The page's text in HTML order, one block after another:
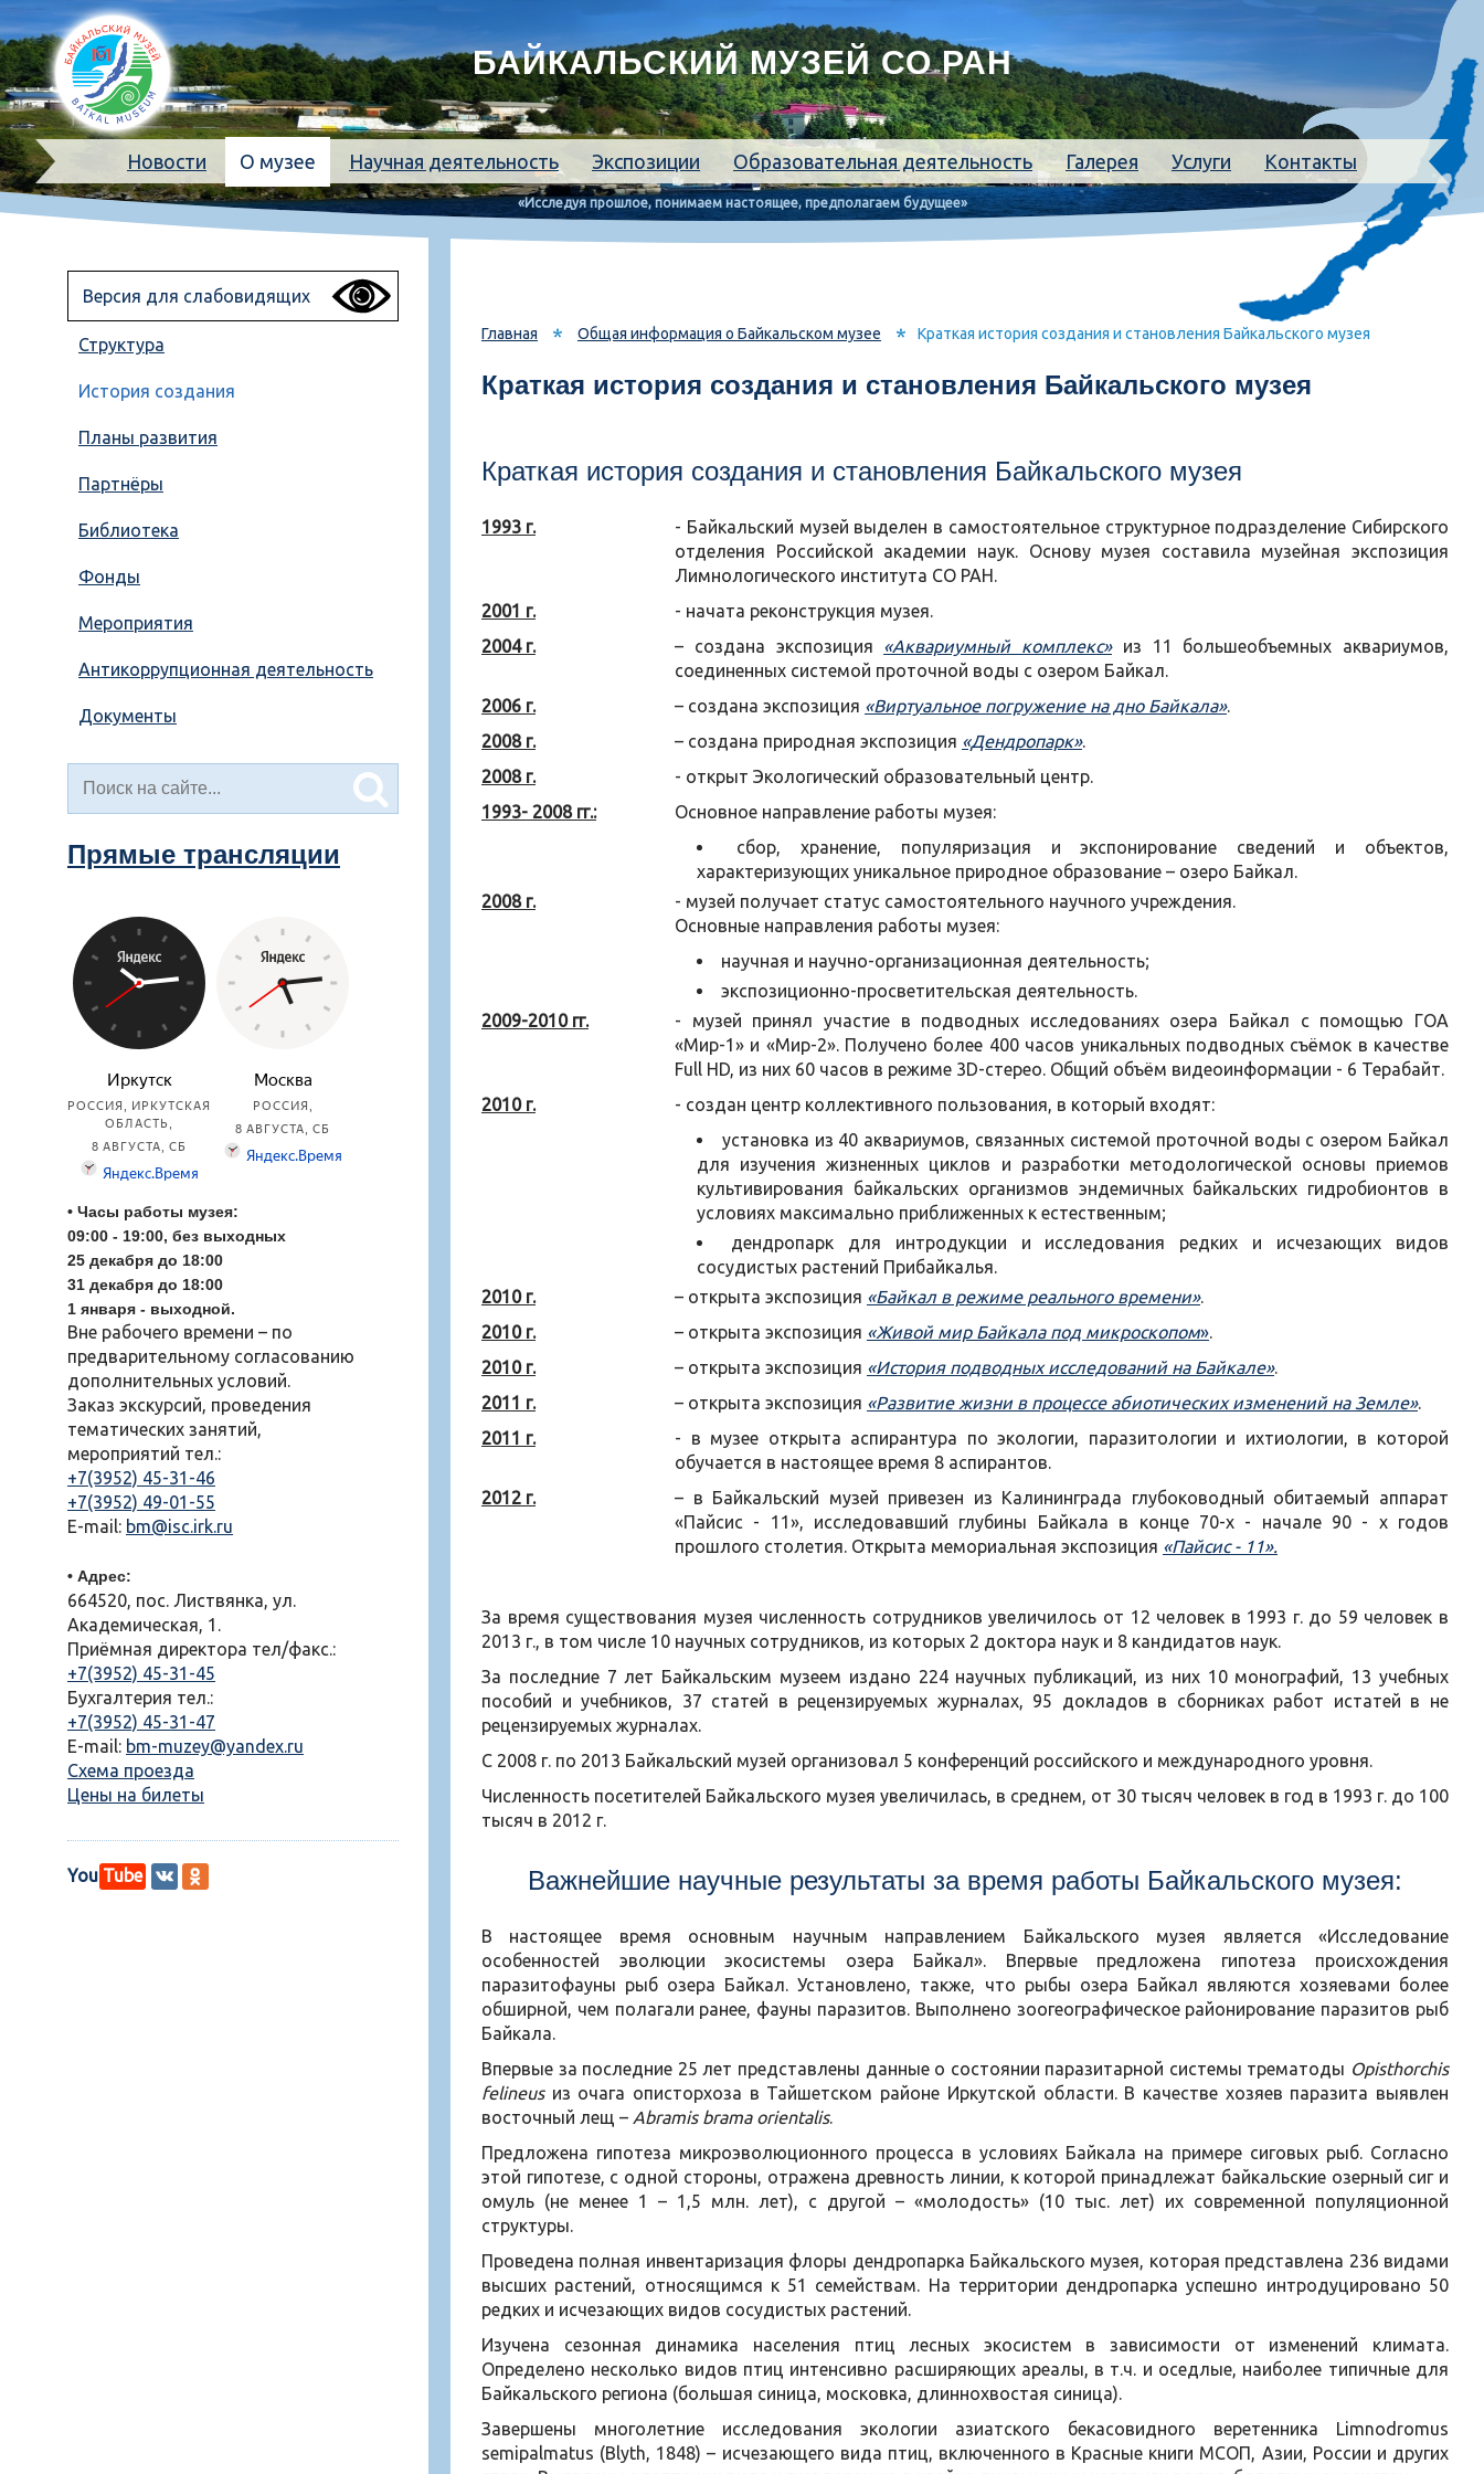
БАЙКАЛЬСКИЙ МУЗЕЙ СО РАН
Новости О музее Научная деятельность Экспозиции Образовательная деятельность Галерея Услуги Контакты
«Исследуя прошлое, понимаем настоящее, предполагаем будущее»
Версия для слабовидящих
Структура
История создания
Планы развития
Партнёры
Библиотека
Фонды
Мероприятия
Антикоррупционная деятельность
Документы
Прямые трансляции
• Часы работы музея:
09:00 - 19:00, без выходных
25 декабря до 18:00
31 декабря до 18:00
1 января - выходной.
Вне рабочего времени – по
предварительному согласованию
дополнительных условий.
Заказ экскурсий, проведения
тематических занятий,
мероприятий тел.:
+7(3952) 45-31-46
+7(3952) 49-01-55
E-mail: bm@isc.irk.ru
• Адрес:
664520, пос. Листвянка, ул.
Академическая, 1.
Приёмная директора тел/факс.:
+7(3952) 45-31-45
Бухгалтерия тел.:
+7(3952) 45-31-47
E-mail: bm-muzey@yandex.ru
Схема проезда
Цены на билеты
You Tube
Главная * Общая информация о Байкальском музее * Краткая история создания и становления Байкальского музея
Краткая история создания и становления Байкальского музея
Краткая история создания и становления Байкальского музея
1993 г.
- Байкальский музей выделен в самостоятельное структурное подразделение Сибирского
отделения Российской академии наук. Основу музея составила музейная экспозиция
Лимнологического института СО РАН.
2001 г.
- начата реконструкция музея.
2004 г.
– создана экспозиция «Аквариумный комплекс»из 11 большеобъемных аквариумов,
соединенных системой проточной воды с озером Байкал.
2006 г.
– создана экспозиция «Виртуальное погружение на дно Байкала».
2008 г.
– создана природная экспозиция «Дендропарк».
2008 г.
- открыт Экологический образовательный центр.
1993- 2008 гг.:
Основное направление работы музея:
сбор, хранение, популяризация и экспонирование сведений и объектов,
характеризующих уникальное природное образование – озеро Байкал.
2008 г.
- музей получает статус самостоятельного научного учреждения.
Основные направления работы музея:
научная и научно-организационная деятельность;
экспозиционно-просветительская деятельность.
2009-2010 гг.
- музей принял участие в подводных исследованиях озера Байкал с помощью ГОА
«Мир-1» и «Мир-2». Получено более 400 часов уникальных подводных съёмок в качестве
Full HD, из них 60 часов в режиме 3D-стерео. Общий объём видеоинформации - 6 Терабайт.
2010 г.
- создан центр коллективного пользования, в который входят:
установка из 40 аквариумов, связанных системой проточной воды с озером Байкал
для изучения жизненных циклов и разработки методологической основы приемов
культивирования байкальских организмов эндемичных байкальских гидробионтов в
условиях максимально приближенных к естественным;
дендропарк для интродукции и исследования редких и исчезающих видов
сосудистых растений Прибайкалья.
2010 г.
– открыта экспозиция «Байкал в режиме реального времени».
2010 г.
– открыта экспозиция «Живой мир Байкала под микроскопом».
2010 г.
– открыта экспозиция «История подводных исследований на Байкале».
2011 г.
– открыта экспозиция «Развитие жизни в процессе абиотических изменений на Земле».
2011 г.
- в музее открыта аспирантура по экологии, паразитологии и ихтиологии, в которой
обучается в настоящее время 8 аспирантов.
2012 г.
– в Байкальский музей привезен из Калининграда глубоководный обитаемый аппарат
«Пайсис - 11», исследовавший глубины Байкала в конце 70-х - начале 90 - х годов
прошлого столетия. Открыта мемориальная экспозиция «Пайсис - 11».
За время существования музея численность сотрудников увеличилось от 12 человек в 1993 г. до 59 человек в
2013 г., в том числе 10 научных сотрудников, из которых 2 доктора наук и 8 кандидатов наук.
За последние 7 лет Байкальским музеем издано 224 научных публикаций, из них 10 монографий, 13 учебных
пособий и учебников, 37 статей в рецензируемых журналах, 95 докладов в сборниках работ истатей в не
рецензируемых журналах.
С 2008 г. по 2013 Байкальский музей организовал 5 конференций российского и международного уровня.
Численность посетителей Байкальского музея увеличилась, в среднем, от 30 тысяч человек в год в 1993 г. до 100
тысяч в 2012 г.
Важнейшие научные результаты за время работы Байкальского музея:
В настоящее время основным научным направлением Байкальского музея является «Исследование
особенностей эволюции экосистемы озера Байкал». Впервые предложена гипотеза происхождения
паразитофауны рыб озера Байкал. Установлено, также, что рыбы озера Байкал являются хозяевами более
обширной, чем полагали ранее, фауны паразитов. Выполнено зоогеографическое районирование паразитов рыб
Байкала.
Впервые за последние 25 лет представлены данные о состоянии паразитарной системы трематоды Opisthorchis
felineusиз очага описторхоза в Тайшетском районе Иркутской области. В качестве хозяев паразита выявлен
восточный лещ – Abramis brama orientalis.
Предложена гипотеза микроэволюционного процесса в условиях Байкала на примере сиговых рыб. Согласно
этой гипотезе, с одной стороны, отражена древность линии, к которой принадлежат байкальские озерный сиг и
омуль (не менее 1 – 1,5 млн. лет), с другой – «молодость» (10 тыс. лет) их современной популяционной
структуры.
Проведена полная инвентаризация флоры дендропарка Байкальского музея, которая представлена 236 видами
высших растений, относящимся к 51 семействам. На территории дендропарка успешно интродуцировано 50
редких и исчезающих видов сосудистых растений.
Изучена сезонная динамика населения птиц лесных экосистем в зависимости от изменений климата.
Определено несколько видов птиц интенсивно расширяющих ареалы, в т.ч. и оседлые, наиболее типичные для
Байкальского региона (большая синица, московка, длиннохвостая синица).
Завершены многолетние исследования экологии азиатского бекасовидного веретенника Limnodromus
semipalmatus (Blyth, 1848) – исчезающего вида птиц, включенного в Красные книги МСОП, Азии, России и других